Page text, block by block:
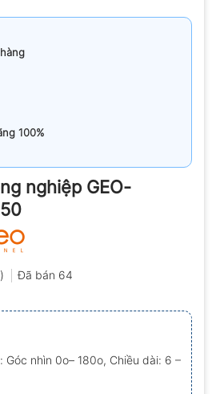
100%
nghiệp GEO-
Đã bán 64
Góc nhìn 0o– 180o, Chiều dài: 6 –